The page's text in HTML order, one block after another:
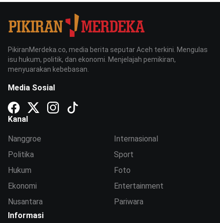
PikiranMerdeka.co, media berita seputar Aceh terkini. Mengulas
isu hukum, politik, dan ekonomi. Menjelajah pemikiran,
menyuarakan kebebasan.
Media Sosial
Kanal
Nanggroe
Politika
Hukum
Ekonomi
Nusantara
Internasional
Sport
Foto
Entertainment
Pariwara
Informasi